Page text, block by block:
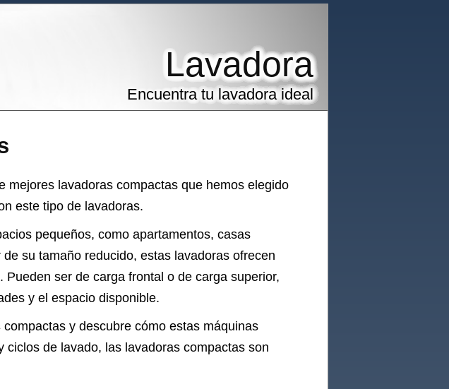
Lavadora
Encuentra tu lavadora ideal
mejores lavadoras compactas que hemos elegido
este tipo de lavadoras.
pequeños, como apartamentos, casas
su tamaño reducido, estas lavadoras ofrecen
ser de carga frontal o de carga superior,
y el espacio disponible.
y descubre cómo estas máquinas
de lavado, las lavadoras compactas son